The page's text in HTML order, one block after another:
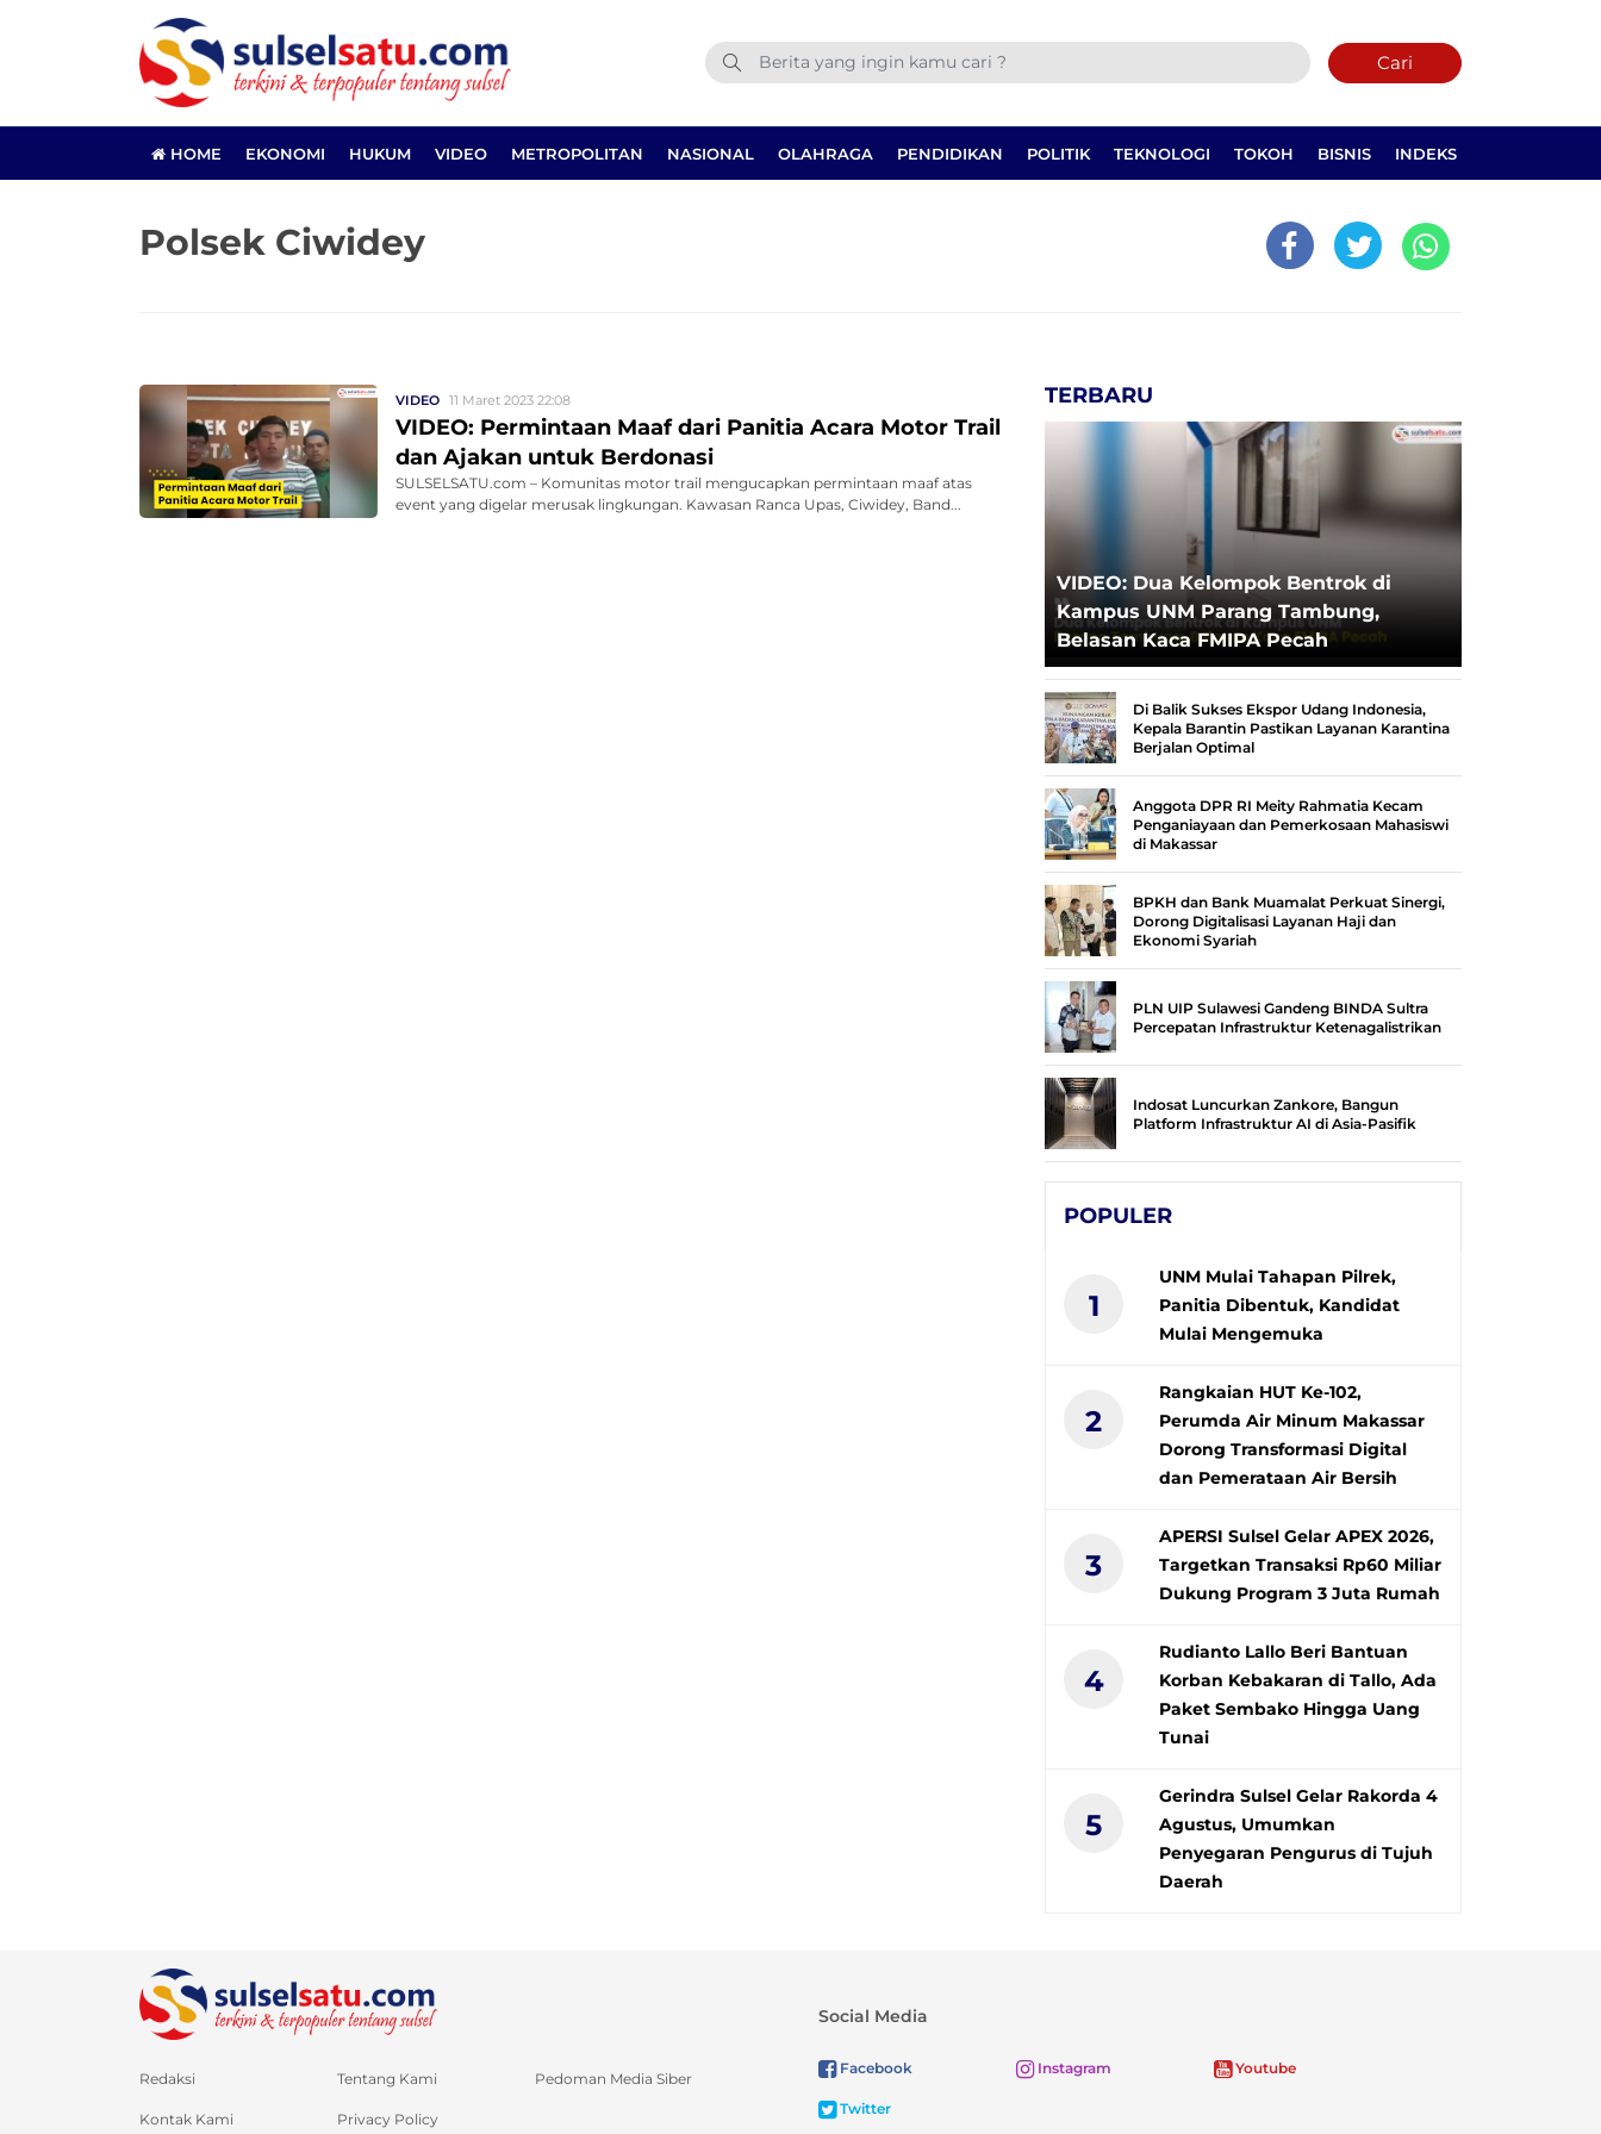
Cari
HOME EKONOMI HUKUM VIDEO METROPOLITAN NASIONAL OLAHRAGA PENDIDIKAN POLITIK TEKNOLOGI TOKOH BISNIS INDEKS
Polsek Ciwidey
VIDEO 11 Maret 2023 22:08
VIDEO: Permintaan Maaf dari Panitia Acara Motor Trail
dan Ajakan untuk Berdonasi
SULSELSATU.com – Komunitas motor trail mengucapkan permintaan maaf atas
event yang digelar merusak lingkungan. Kawasan Ranca Upas, Ciwidey, Band...
TERBARU
VIDEO: Dua Kelompok Bentrok di
Kampus UNM Parang Tambung,
Belasan Kaca FMIPA Pecah
Di Balik Sukses Ekspor Udang Indonesia,
Kepala Barantin Pastikan Layanan Karantina
Berjalan Optimal
Anggota DPR RI Meity Rahmatia Kecam
Penganiayaan dan Pemerkosaan Mahasiswi
di Makassar
BPKH dan Bank Muamalat Perkuat Sinergi,
Dorong Digitalisasi Layanan Haji dan
Ekonomi Syariah
PLN UIP Sulawesi Gandeng BINDA Sultra
Percepatan Infrastruktur Ketenagalistrikan
Indosat Luncurkan Zankore, Bangun
Platform Infrastruktur AI di Asia-Pasifik
POPULER
1
UNM Mulai Tahapan Pilrek,
Panitia Dibentuk, Kandidat
Mulai Mengemuka
2
Rangkaian HUT Ke-102,
Perumda Air Minum Makassar
Dorong Transformasi Digital
dan Pemerataan Air Bersih
3
APERSI Sulsel Gelar APEX 2026,
Targetkan Transaksi Rp60 Miliar
Dukung Program 3 Juta Rumah
4
Rudianto Lallo Beri Bantuan
Korban Kebakaran di Tallo, Ada
Paket Sembako Hingga Uang
Tunai
5
Gerindra Sulsel Gelar Rakorda 4
Agustus, Umumkan
Penyegaran Pengurus di Tujuh
Daerah
Redaksi Tentang Kami Pedoman Media Siber
Kontak Kami Privacy Policy
Social Media
Facebook Instagram Youtube
Twitter